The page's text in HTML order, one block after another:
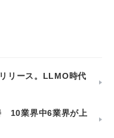
リース。LLMO時代
10業界中6業界が上